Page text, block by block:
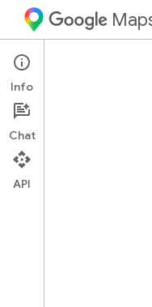
Web Services
Panduan
Info
Chat
API